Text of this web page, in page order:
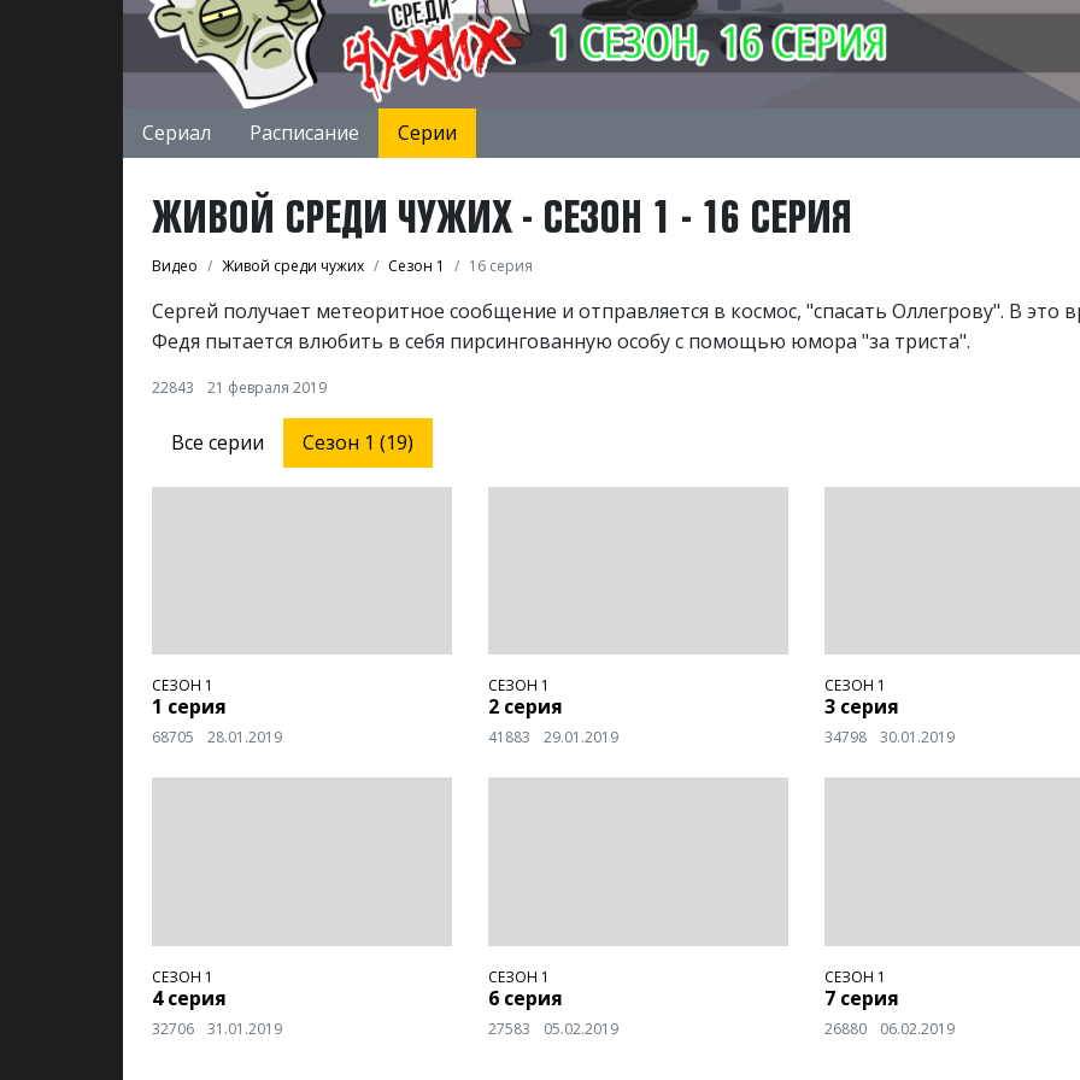
Сериал Расписание Серии
ЖИВОЙ СРЕДИ ЧУЖИХ - СЕЗОН 1 - 16 СЕРИЯ
Видео Живой среди чужих Сезон 1 16 серия
Сергей получает метеоритное сообщение и отправляется в космос, "спасать Оллегрову". В это
Федя пытается влюбить в себя пирсингованную особу с помощью юмора "за триста".
22843 21 февраля 2019
Все серии Сезон 1 (19)
СЕЗОН 1
1 серия
68705 28.01.2019
СЕЗОН 1
2 серия
41883 29.01.2019
СЕЗОН 1
3 серия
34798 30.01.2019
СЕЗОН 1
4 серия
32706 31.01.2019
СЕЗОН 1
6 серия
27583 05.02.2019
СЕЗОН 1
7 серия
26880 06.02.2019